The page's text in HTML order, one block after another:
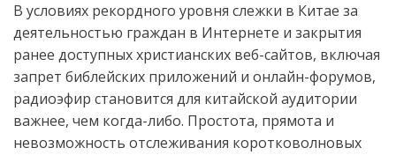
В условиях рекордного уровня слежки в Китае за
деятельностью граждан в Интернете и закрытия
ранее доступных христианских веб-сайтов, включая
запрет библейских приложений и онлайн-форумов,
радиоэфир становится для китайской аудитории
важнее, чем когда-либо. Простота, прямота и
невозможность отслеживания коротковолновых